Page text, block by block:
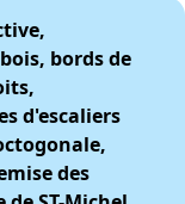
bords de
d'escaliers
des